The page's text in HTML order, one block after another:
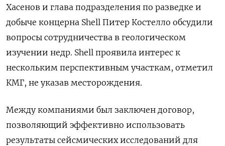
Хасенов и глава подразделения по разведке и
добыче концерна Shell Питер Костелло обсудили
вопросы сотрудничества в геологическом
изучении недр. Shell проявила интерес к
нескольким перспективным участкам, отметил
КМГ, не указав месторождения.
Между компаниями был заключен договор,
позволяющий эффективно использовать
результаты сейсмических исследований для